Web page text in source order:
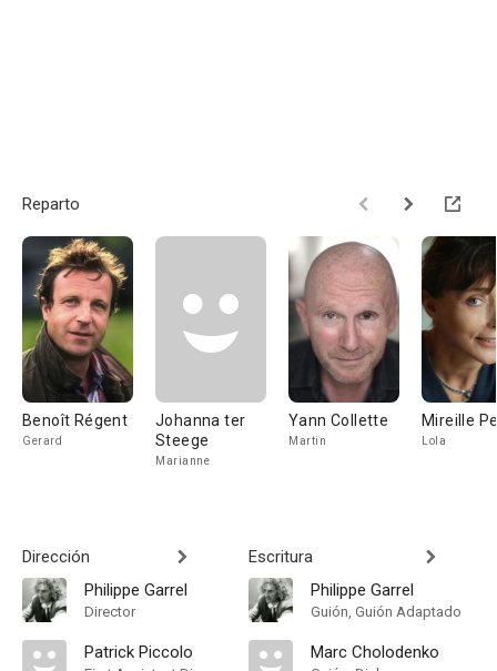
Reparto
Benoît Régent
Gerard
Johanna ter
Steege
Marianne
Yann Collette
Martin
Mireille
Lola
Dirección
Philippe Garrel
Director
Patrick Piccolo
Escritura
Philippe Garrel
Guión, Guión Adaptado
Marc Cholodenko